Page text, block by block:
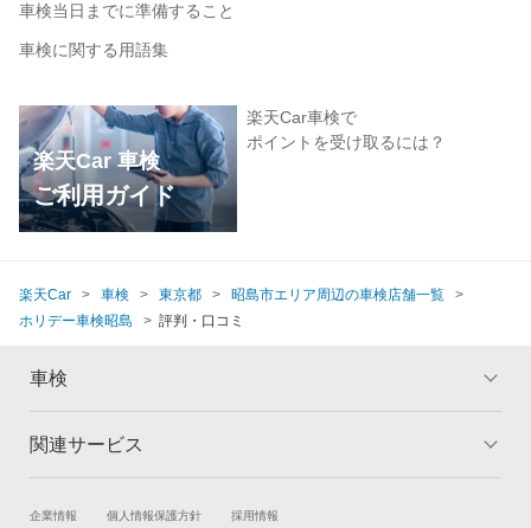
車検当日までに準備すること
車検に関する用語集
楽天Car 車検
ご利用ガイド
楽天Car車検で
ポイントを受け取るには？
楽天Car 車検 東京都
昭島市エリア周辺の車検店舗一覧
ホリデー車検昭島
評判・口コミ
車検
トップ
車検の基礎知識 キャンペーン一覧
関連サービス
試乗・商談 新車購入
企業情報 個人情報保護方針 採用情報